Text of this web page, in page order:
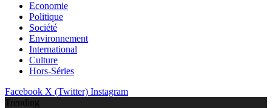
Economie
Politique
Société
Environnement
International
Culture
Hors-Séries
Facebook X (Twitter) Instagram
Trending